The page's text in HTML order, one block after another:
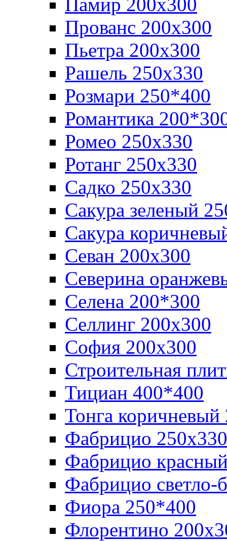
Прованс 200х300
Пьетра 200х300
Рашель 250х330
Розмари 250*400
Романтика
Ромео 250x330
Ротанг 250х330
Садко 250х330
Сакура зеленый
Сакура
Севан 200х300
Северина
Селена 200*300
Селлинг 200х300
София 200х300
Строительная
Тициан 400*400
Тонга коричневый
Фабрицио 250х330
Фабрицио
Фабрицио светло-
Фиора 250*400
Флорентино